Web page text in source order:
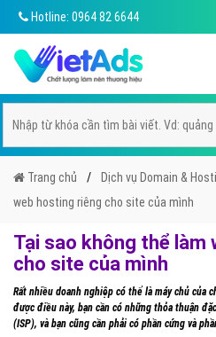
Hotline: 0964 82 6644
Trang chủ Dịch vụ Domain &
web hosting riêng cho site của mình
Tại sao không thể làm
cho site của mình
Rất nhiều doanh nghiệp có thể là máy chủ của
được điều này, bạn cần có những thỏa thuận
(ISP), và bạn cũng cần phải có phần cứng và